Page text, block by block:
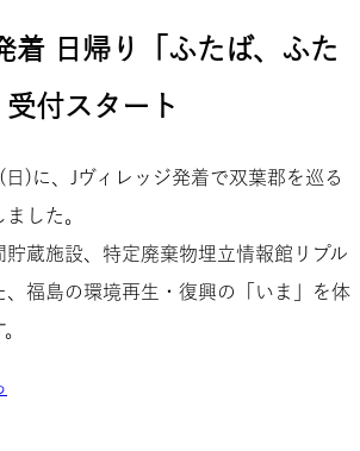
着 日帰り「ふたば、ふた
付スタート
)に、Jヴィレッジ発着で双葉郡を巡る
した。
貯蔵施設、特定廃棄物埋立情報館リプル
、福島の環境再生・復興の「いま」を体